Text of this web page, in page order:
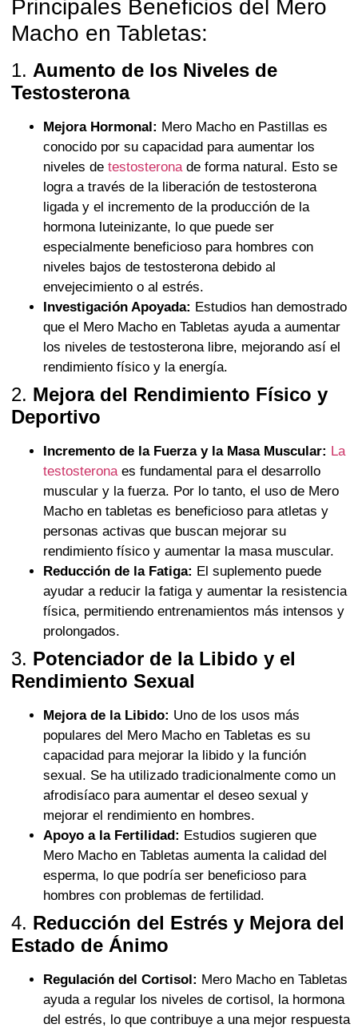
Principales Beneficios del Mero
Macho en Tabletas:
1. Aumento de los Niveles de
Testosterona
Mejora Hormonal: Mero Macho en Pastillas es
conocido por su capacidad para aumentar los
niveles de testosterona de forma natural. Esto se
logra a través de la liberación de testosterona
ligada y el incremento de la producción de la
hormona luteinizante, lo que puede ser
especialmente beneficioso para hombres con
niveles bajos de testosterona debido al
envejecimiento o al estrés.
Investigación Apoyada: Estudios han demostrado
que el Mero Macho en Tabletas ayuda a aumentar
los niveles de testosterona libre, mejorando así el
rendimiento físico y la energía.
2. Mejora del Rendimiento Físico y
Deportivo
Incremento de la Fuerza y la Masa Muscular: La
testosterona es fundamental para el desarrollo
muscular y la fuerza. Por lo tanto, el uso de Mero
Macho en tabletas es beneficioso para atletas y
personas activas que buscan mejorar su
rendimiento físico y aumentar la masa muscular.
Reducción de la Fatiga: El suplemento puede
ayudar a reducir la fatiga y aumentar la resistencia
física, permitiendo entrenamientos más intensos y
prolongados.
3. Potenciador de la Libido y el
Rendimiento Sexual
Mejora de la Libido: Uno de los usos más
populares del Mero Macho en Tabletas es su
capacidad para mejorar la libido y la función
sexual. Se ha utilizado tradicionalmente como un
afrodisíaco para aumentar el deseo sexual y
mejorar el rendimiento en hombres.
Apoyo a la Fertilidad: Estudios sugieren que
Mero Macho en Tabletas aumenta la calidad del
esperma, lo que podría ser beneficioso para
hombres con problemas de fertilidad.
4. Reducción del Estrés y Mejora del
Estado de Ánimo
Regulación del Cortisol: Mero Macho en Tabletas
ayuda a regular los niveles de cortisol, la hormona
del estrés, lo que contribuye a una mejor respuesta